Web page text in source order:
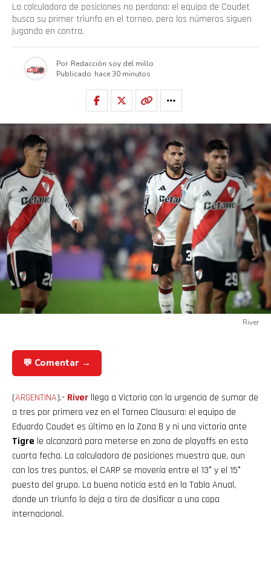
La calculadora de posiciones no perdona: el equipo de Coudet
busca su primer triunfo en el torneo, pero los números siguen
jugando en contra.
Por Redacción soy del millo
Publicado hace 30 minutos
River
💬 Comentar →
(ARGENTINA).- River llega a Victoria con la urgencia de sumar de
a tres por primera vez en el Torneo Clausura: el equipo de
Eduardo Coudet es último en la Zona B y ni una victoria ante
Tigre le alcanzará para meterse en zona de playoffs en esta
cuarta fecha. La calculadora de posiciones muestra que, aun
con los tres puntos, el CARP se movería entre el 13° y el 15°
puesto del grupo. La buena noticia está en la Tabla Anual,
donde un triunfo lo deja a tiro de clasificar a una copa
internacional.